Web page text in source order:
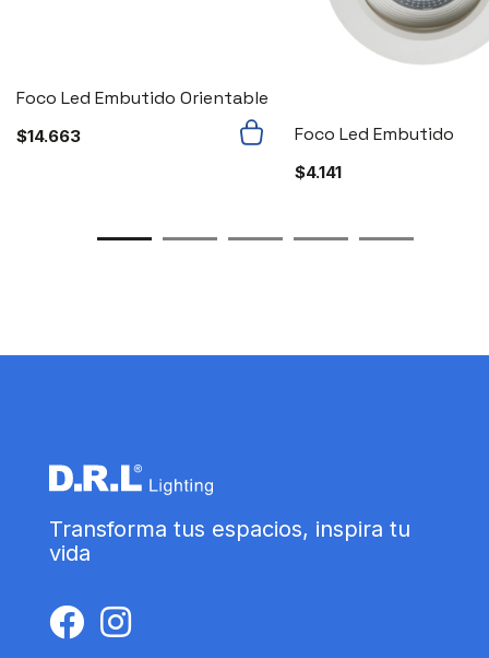
Foco Led Embutido Orientable
$14.663 Foco Led Embutido
$4.141
Transforma tus espacios, inspira tu
vida